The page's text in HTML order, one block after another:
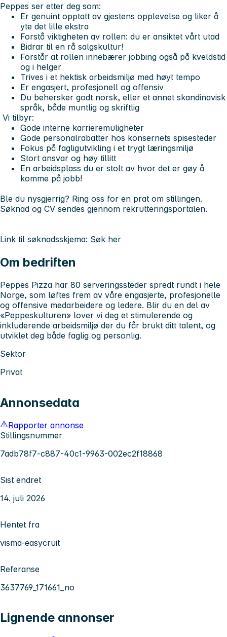
Peppes ser etter deg som:
Er genuint opptatt av gjestens opplevelse og liker å
yte det lille ekstra
Forstå viktigheten av rollen: du er ansiktet vårt utad
Bidrar til en rå salgskultur!
Forstår at rollen innebærer jobbing også på kveldstid
og i helger
Trives i et hektisk arbeidsmiljø med høyt tempo
Er engasjert, profesjonell og offensiv
Du behersker godt norsk, eller et annet skandinavisk
språk, både muntlig og skriftlig
Vi tilbyr:
Gode interne karrieremuligheter
Gode personalrabatter hos konsernets spisesteder
Fokus på fagligutvikling i et trygt læringsmiljø
Stort ansvar og høy tillitt
En arbeidsplass du er stolt av hvor det er gøy å
komme på jobb!
Ble du nysgjerrig? Ring oss for en prat om stillingen.
Søknad og CV sendes gjennom rekrutteringsportalen.
Link til søknadsskjema: Søk her
Om bedriften
Peppes Pizza har 80 serveringssteder spredt rundt i hele
Norge, som løftes frem av våre engasjerte, profesjonelle
og offensive medarbeidere og ledere. Blir du en del av
«Peppeskulturen» lover vi deg et stimulerende og
inkluderende arbeidsmiljø der du får brukt ditt talent, og
utviklet deg både faglig og personlig.
Sektor
Privat
Annonsedata
Rapporter annonse
Stillingsnummer
7adb78f7-c887-40c1-9963-002ec2f18868
Sist endret
14. juli 2026
Hentet fra
visma-easycruit
Referanse
3637769_171661_no
Lignende annonser